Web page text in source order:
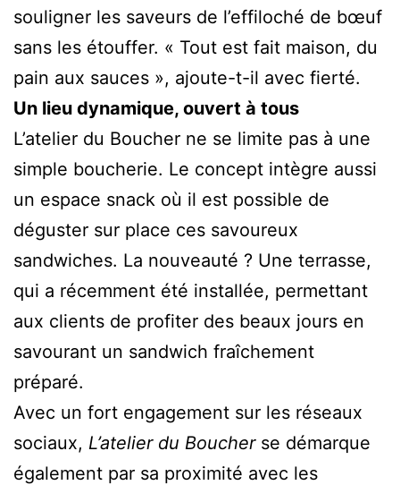
souligner les saveurs de l’effiloché de bœuf
sans les étouffer. « Tout est fait maison, du
pain aux sauces », ajoute-t-il avec fierté.
Un lieu dynamique, ouvert à tous
L’atelier du Boucher ne se limite pas à une
simple boucherie. Le concept intègre aussi
un espace snack où il est possible de
déguster sur place ces savoureux
sandwiches. La nouveauté ? Une terrasse,
qui a récemment été installée, permettant
aux clients de profiter des beaux jours en
savourant un sandwich fraîchement
préparé.
Avec un fort engagement sur les réseaux
sociaux, L’atelier du Boucherse démarque
également par sa proximité avec les